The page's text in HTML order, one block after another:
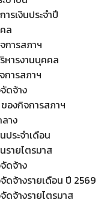
รเงินประจำปี
ล
การสภาฯ
หารงานบุคคล
การสภาฯ
ดจ้าง
องกิจการสภาฯ
าง
ประจำเดือน
รายไตรมาส
ดจ้าง
ดจ้างรายเดือน ปี 2569
ดจ้างรายไตรมาส